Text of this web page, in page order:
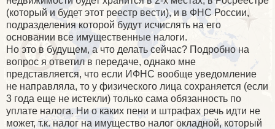
(который и будет этот реестр вести), и в ФНС России,
подразделения которой будут исчислять на его
основании все имущественные налоги.
Но это в будущем, а что делать сейчас? Подробно на
вопрос я ответил в передаче, однако мне
представляется, что если ИФНС вообще уведомление
не направляла, то у физического лица сохраняется (если
3 года еще не истекли) только сама обязанность по
уплате налога. Ни о каких пени и штрафах речь идти не
может, т.к. налог на имущество налог окладной, который